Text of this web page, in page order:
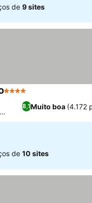
de 9 sites
4 Estrelas
8,1Muito boa (4.172
de 10 sites